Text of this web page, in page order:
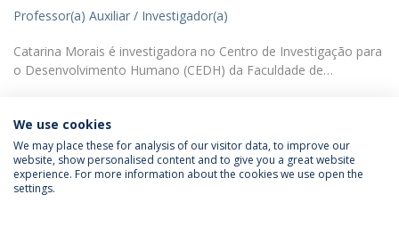
Professor(a) Auxiliar / Investigador(a)
Catarina Morais é investigadora no Centro de Investigação para
o Desenvolvimento Humano (CEDH) da Faculdade de…
Política de Privacidade
Termos & Condições
We use cookies
We may place these for analysis of our visitor data, to improve our
website, show personalised content and to give you a great website
experience. For more information about the cookies we use open the
settings.